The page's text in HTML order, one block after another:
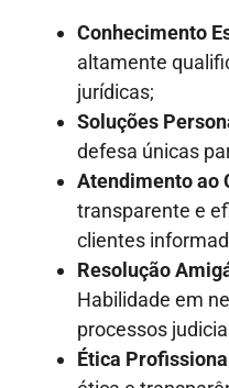
Conhecimento
altamente
jurídicas;
Soluções
defesa únicas
Atendimento ao
transparente e
clientes
Resolução
Habilidade em
processos
Ética